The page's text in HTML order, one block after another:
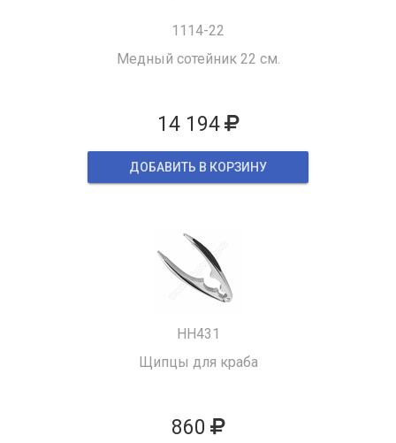
1114-22
Медный сотейник 22 см.
14 194
ДОБАВИТЬ В КОРЗИНУ
HH431
Щипцы для краба
860